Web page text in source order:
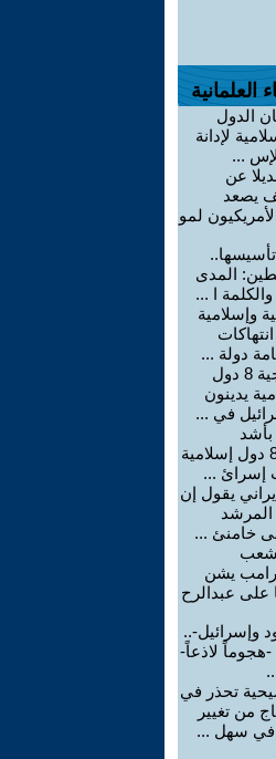
العلمانية
الدول
لإدانة
...
عن
يصعد
لمو
المدى
والكلمة ا ...
وإسلامية
دولة ...
وزراء خارجية 8 دول
يدينون
في ...
بأشد
العبارات- لـ8 دول إسلامية
إسرائ ...
يقول إن
المرشد
خامنئ ...
يشن
على عبدالرح
وإسرائيل-..
لاذعاً-
تحذر في
من تغيير
في سهل ...